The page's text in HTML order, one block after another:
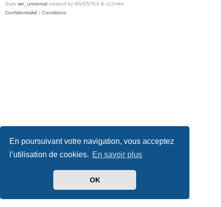
En poursuivant votre navigation, vous acceptez
l’utilisation de cookies. En savoir plus
OK
Style we_universal created by INVENTEA & v12mike
Confidentialité | Conditions